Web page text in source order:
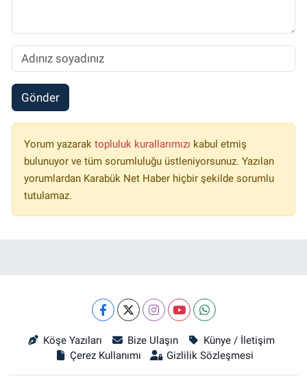
Gönder
Yorum yazarak topluluk kurallarımızı kabul etmiş
bulunuyor ve tüm sorumluluğu üstleniyorsunuz. Yazılan
yorumlardan Karabük Net Haber hiçbir şekilde sorumlu
tutulamaz.
Köşe Yazıları Bize Ulaşın
Künye / İletişim
Çerez Kullanımı
Gizlilik Sözleşmesi